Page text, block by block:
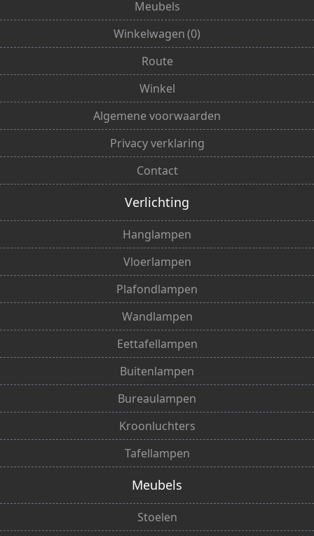
Meubels
Winkelwagen(0)
Route
Winkel
Algemene voorwaarden
Privacy verklaring
Contact
Verlichting
Hanglampen
Vloerlampen
Plafondlampen
Wandlampen
Eettafellampen
Buitenlampen
Bureaulampen
Kroonluchters
Tafellampen
Meubels
Stoelen